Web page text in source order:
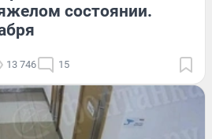
состоянии.
13 746 15